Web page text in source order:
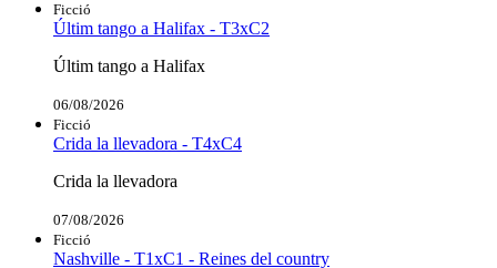
Ficció
Últim tango a Halifax - T3xC2
Últim tango a Halifax
06/08/2026
Ficció
Crida la llevadora - T4xC4
Crida la llevadora
07/08/2026
Ficció
Nashville - T1xC1 - Reines del country